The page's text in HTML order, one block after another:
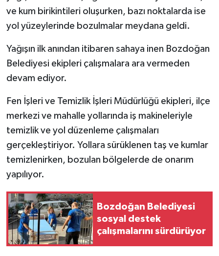
ve kum birikintileri oluşurken, bazı noktalarda ise
yol yüzeylerinde bozulmalar meydana geldi.
Yağışın ilk anından itibaren sahaya inen Bozdoğan
Belediyesi ekipleri çalışmalara ara vermeden
devam ediyor.
Fen İşleri ve Temizlik İşleri Müdürlüğü ekipleri, ilçe
merkezi ve mahalle yollarında iş makineleriyle
temizlik ve yol düzenleme çalışmaları
gerçekleştiriyor. Yollara sürüklenen taş ve kumlar
temizlenirken, bozulan bölgelerde de onarım
yapılıyor.
Bozdoğan Belediyesi
sosyal destek
çalışmalarını sürdürüyor